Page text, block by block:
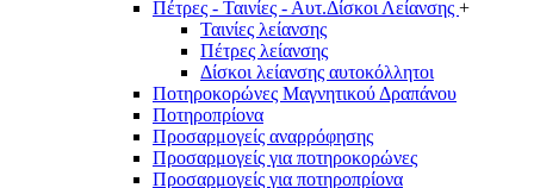
Πέτρες - Ταινίες - Αυτ.Δίσκοι Λείανσης +
Ταινίες λείανσης
Πέτρες λείανσης
Δίσκοι λείανσης αυτοκόλλητοι
Ποτηροκορώνες Μαγνητικού Δραπάνου
Ποτηροπρίονα
Προσαρμογείς αναρρόφησης
Προσαρμογείς για ποτηροκορώνες
Προσαρμογείς για ποτηροπρίονα